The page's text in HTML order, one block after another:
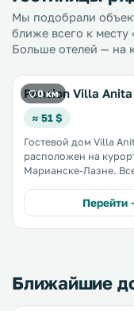
Мы подобрали
ближе всего к
Больше отелей — на
0 км
Pension Villa Anita
≈ 51 $
Гостевой дом Villa
расположен на
Марианске-Лазне. Все номера
некоторых из них
на сад или город. В собственной
ванной комнате
Перейти
Ближайшие